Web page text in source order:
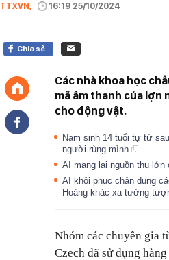
TTXVN, 16:19 25/10/2024
Chia sẻ
Các nhà khoa học
mã âm thanh của lợn
cho động vật.
Nam sinh 14 tuổi tự tử
người rùng mình
AI mang lại nguồn thu
AI khôi phục chân dung
Hoàng khác xa tưởng
Nhóm các chuyên gia
Czech đã sử dụng